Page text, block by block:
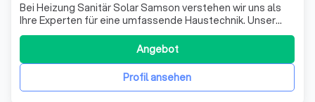
Bei Heizung Sanitär Solar Samson verstehen wir uns als
Ihre Experten für eine umfassende Haustechnik. Unser
Angebot reicht von modernen Sanitärinstallationen über
innovative Heizsysteme bis hin zu zukunftsweisenden
Solarlösungen. Wir legen großen Wert darauf, dass
unsere Dienstleistungen nicht nur f
Profil ansehen
Angebot